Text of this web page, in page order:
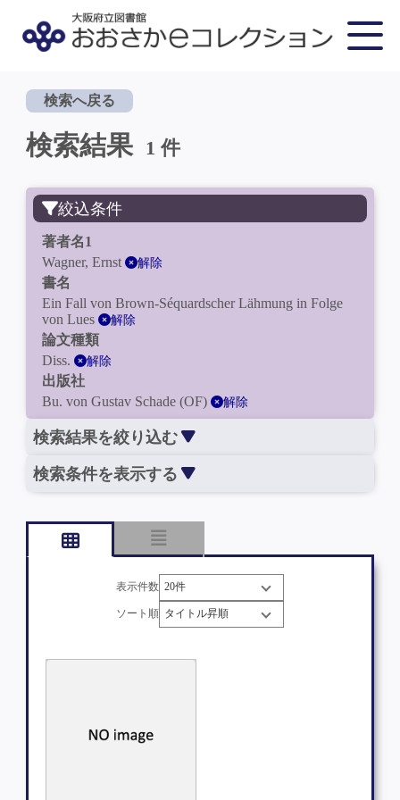
検索へ戻る
検索結果 1 件
絞込条件
著者名1
Wagner, Ernst
解除
書名
Ein Fall von Brown-Séquardscher Lähmung in Folge
von Lues
解除
論文種類
Diss.
解除
出版社
Bu. von Gustav Schade (OF)
解除
検索結果を絞り込む
検索条件を表示する
表示件数
ソート順